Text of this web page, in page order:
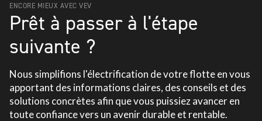
ENCORE MIEUX AVEC VEV
Prêt à passer à l'étape
suivante ?
Nous simplifions l'électrification de votre flotte en vous
apportant des informations claires, des conseils et des
solutions concrètes afin que vous puissiez avancer en
toute confiance vers un avenir durable et rentable.